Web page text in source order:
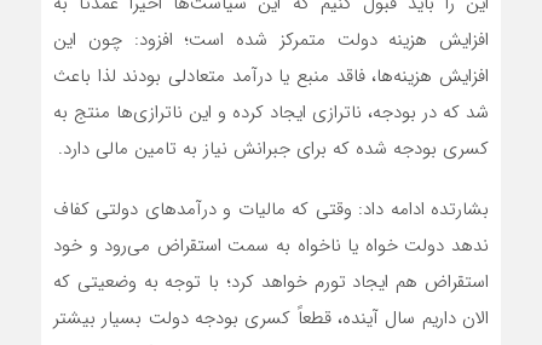
افزایش هزینه دولت متمرکز شده است؛ افزود: چون این
افزایش هزینه‌ها، فاقد منبع یا درآمد متعادلی بودند لذا باعث
شد که در بودجه، ناترازی ایجاد کرده و این ناترازی‌ها منتج به
کسری بودجه شده که برای جبرانش نیاز به تامین مالی دارد.
بشارتده ادامه داد: وقتی که مالیات و درآمدهای دولتی کفاف
ندهد دولت خواه یا ناخواه به سمت استقراض می‌رود و خود
استقراض هم ایجاد تورم خواهد کرد؛ با توجه به وضعیتی که
الان داریم سال آینده، قطعاً کسری بودجه دولت بسیار بیشتر